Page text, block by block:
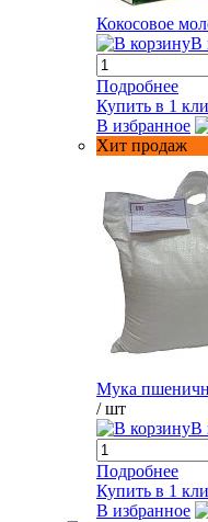
Кокосовое
В
Подробнее
Купить в 1
В избранное
Хит продаж
Мука
/ шт
В
Подробнее
Купить в 1
В избранное